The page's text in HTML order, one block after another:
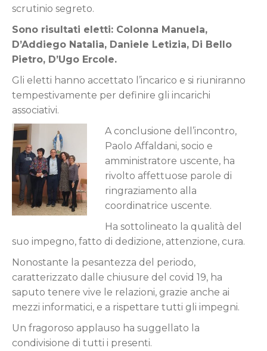
scrutinio segreto.
Sono risultati eletti: Colonna Manuela,
D’Addiego Natalia, Daniele Letizia, Di Bello
Pietro, D’Ugo Ercole.
Gli eletti hanno accettato l’incarico e si riuniranno
tempestivamente per definire gli incarichi
associativi.
A conclusione dell’incontro,
Paolo Affaldani, socio e
amministratore uscente, ha
rivolto affettuose parole di
ringraziamento alla
coordinatrice uscente.
Ha sottolineato la qualità del
suo impegno, fatto di dedizione, attenzione, cura.
Nonostante la pesantezza del periodo,
caratterizzato dalle chiusure del covid 19, ha
saputo tenere vive le relazioni, grazie anche ai
mezzi informatici, e a rispettare tutti gli impegni.
Un fragoroso applauso ha suggellato la
condivisione di tutti i presenti.